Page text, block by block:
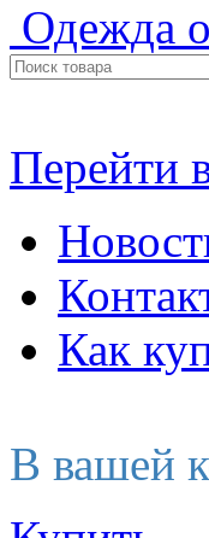
Одежда
Перейти
Как
В вашей